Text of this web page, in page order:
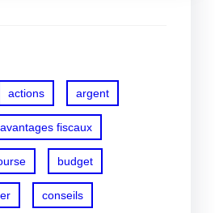
actions argent
avantages fiscaux
budget
conseils